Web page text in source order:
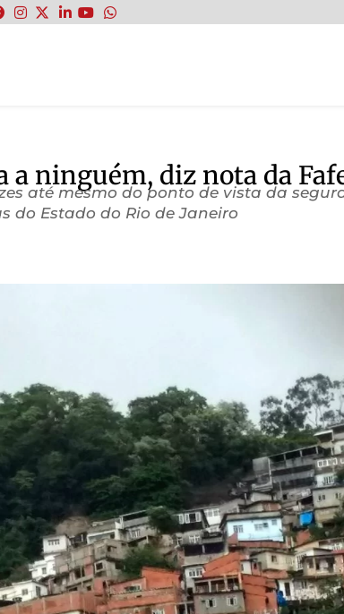
a ninguém, diz nota da
até mesmo do ponto de vista da
do Estado do Rio de Janeiro